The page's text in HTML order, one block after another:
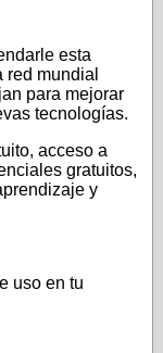
esta
red mundial
para mejorar
tecnologías.
acceso a
gratuitos,
y
uso en tu